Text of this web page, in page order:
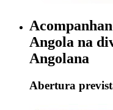
Angola na
Angolana
Abertura